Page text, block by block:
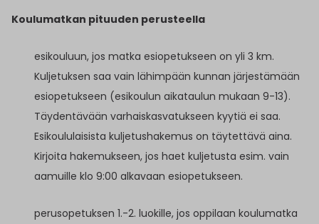
Koulumatkan pituuden perusteella
esikouluun, jos matka esiopetukseen on yli 3 km.
Kuljetuksen saa vain lähimpään kunnan järjestämään
esiopetukseen (esikoulun aikataulun mukaan 9-13).
Täydentävään varhaiskasvatukseen kyytiä ei saa.
Esikoululaisista kuljetushakemus on täytettävä aina.
Kirjoita hakemukseen, jos haet kuljetusta esim. vain
aamuille klo 9:00 alkavaan esiopetukseen.
perusopetuksen 1.-2. luokille, jos oppilaan koulumatka